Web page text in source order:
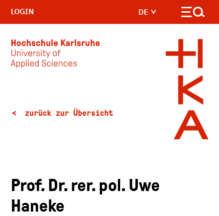
DE
LOGIN
zurück zur Übersicht
Prof. Dr. rer. pol. Uwe
Haneke